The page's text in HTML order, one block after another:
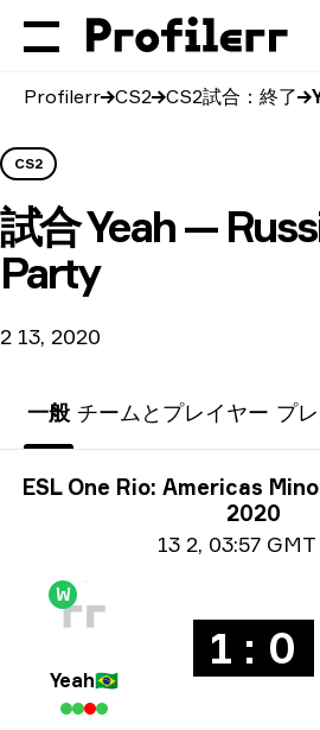
Profilerr CS2 CS2試合：終了
CS2
試合Yeah —
Party
2 13, 2020
一般 チームとプレイヤー プ
トーナメント情報
ESL One Rio: Americas
2020
13 2, 03:57
W
Yeah🇧🇷
1 : 0